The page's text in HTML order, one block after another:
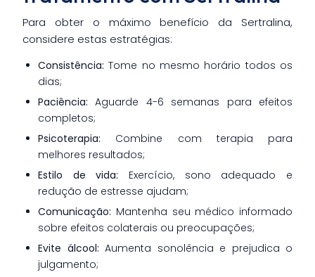
Para obter o máximo benefício da Sertralina,
considere estas estratégias:
Consistência: Tome no mesmo horário todos os
dias;
Paciência: Aguarde 4-6 semanas para efeitos
completos;
Psicoterapia: Combine com terapia para
melhores resultados;
Estilo de vida: Exercício, sono adequado e
redução de estresse ajudam;
Comunicação: Mantenha seu médico informado
sobre efeitos colaterais ou preocupações;
Evite álcool: Aumenta sonolência e prejudica o
julgamento;